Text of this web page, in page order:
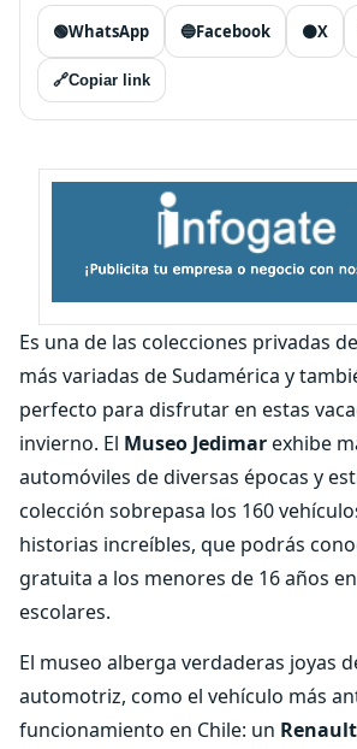
🟢WhatsApp 🔵Facebook ⚫X
🔗Copiar link
Es una de las colecciones privadas
más variadas de Sudamérica y
perfecto para disfrutar en estas
invierno. El Museo Jedimarexhibe
automóviles de diversas épocas y
colección sobrepasa los 160
historias increíbles, que podrás
gratuita a los menores de 16 años
escolares.
El museo alberga verdaderas joyas
automotriz, como el vehículo más
funcionamiento en Chile: un